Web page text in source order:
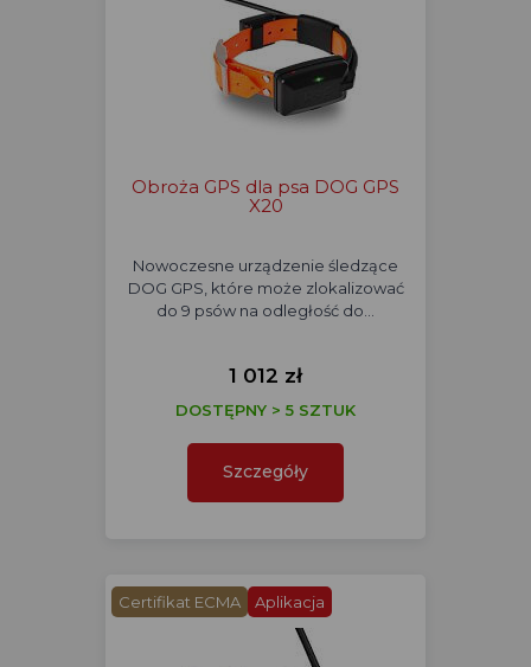
Obroża GPS dla psa DOG GPS
X20
Nowoczesne urządzenie śledzące
DOG GPS, które może zlokalizować
do 9 psów na odległość do…
1 012 zł
DOSTĘPNY > 5 SZTUK
Szczegóły
Certifikat ECMA Aplikacja